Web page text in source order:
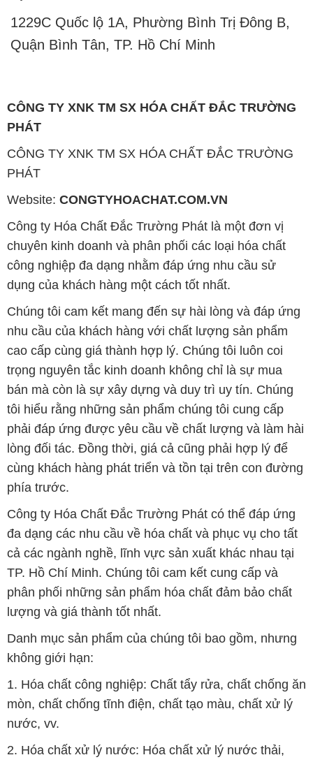
1229C Quốc lộ 1A, Phường Bình Trị Đông B,
Quận Bình Tân, TP. Hồ Chí Minh
CÔNG TY XNK TM SX HÓA CHẤT ĐẮC TRƯỜNG
PHÁT
CÔNG TY XNK TM SX HÓA CHẤT ĐẮC TRƯỜNG
PHÁT
Website: CONGTYHOACHAT.COM.VN
Công ty Hóa Chất Đắc Trường Phát là một đơn vị
chuyên kinh doanh và phân phối các loại hóa chất
công nghiệp đa dạng nhằm đáp ứng nhu cầu sử
dụng của khách hàng một cách tốt nhất.
Chúng tôi cam kết mang đến sự hài lòng và đáp ứng
nhu cầu của khách hàng với chất lượng sản phẩm
cao cấp cùng giá thành hợp lý. Chúng tôi luôn coi
trọng nguyên tắc kinh doanh không chỉ là sự mua
bán mà còn là sự xây dựng và duy trì uy tín. Chúng
tôi hiểu rằng những sản phẩm chúng tôi cung cấp
phải đáp ứng được yêu cầu về chất lượng và làm hài
lòng đối tác. Đồng thời, giá cả cũng phải hợp lý để
cùng khách hàng phát triển và tồn tại trên con đường
phía trước.
Công ty Hóa Chất Đắc Trường Phát có thể đáp ứng
đa dạng các nhu cầu về hóa chất và phục vụ cho tất
cả các ngành nghề, lĩnh vực sản xuất khác nhau tại
TP. Hồ Chí Minh. Chúng tôi cam kết cung cấp và
phân phối những sản phẩm hóa chất đảm bảo chất
lượng và giá thành tốt nhất.
Danh mục sản phẩm của chúng tôi bao gồm, nhưng
không giới hạn:
1. Hóa chất công nghiệp: Chất tẩy rửa, chất chống ăn
mòn, chất chống tĩnh điện, chất tạo màu, chất xử lý
nước, vv.
2. Hóa chất xử lý nước: Hóa chất xử lý nước thải,